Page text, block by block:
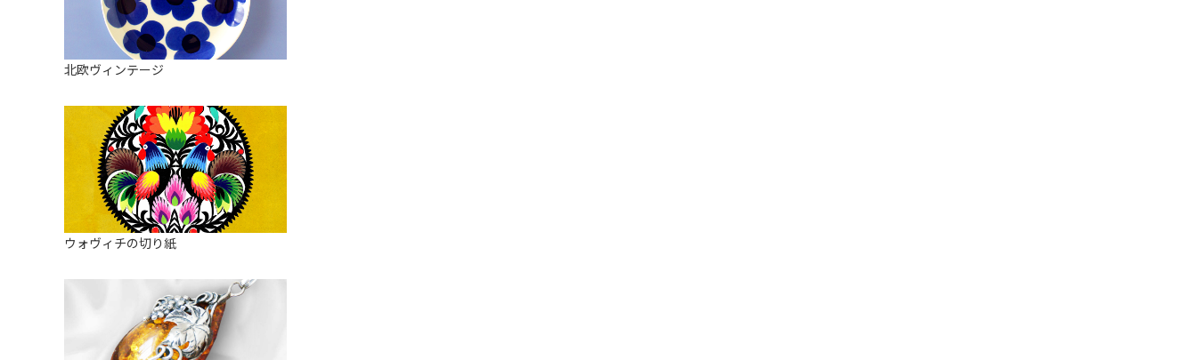
薬味入れ
ミキシングボウル
すべて見る
クリーマー
小物入れ
アロマポット
バスケット
装飾用タイル・プレート
ミニチュア
天使さま
カードスタンド
マグネット
北欧ヴィンテージ
ウォヴィチの切り紙